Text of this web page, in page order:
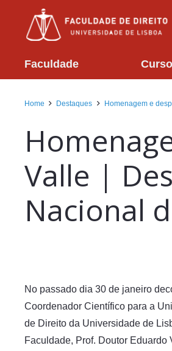
Faculdade
Home Destaques Homenagem e
Valle |
Nacional
No passado dia 30 de janeiro
Coordenador Científico para a
de Direito da Universidade de
Faculdade, Prof. Doutor